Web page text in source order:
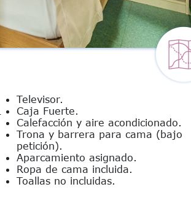
Televisor.
Caja Fuerte.
Calefacción y aire acondicionado.
Trona y barrera para cama (bajo
petición).
Aparcamiento asignado.
Ropa de cama incluida.
Toallas no incluidas.